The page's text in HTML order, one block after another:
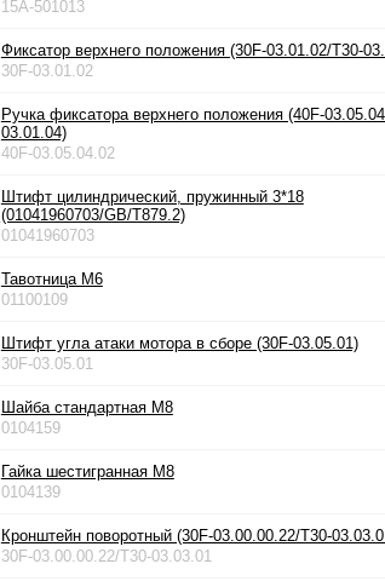
15A-501013
Фиксатор верхнего положения (30F-03.01.02/T30-
30F-03.01.02
Ручка фиксатора верхнего положения (40F-
03.01.04)
40F-03.05.04.02
Штифт цилиндрический, пружинный 3*18
(01041960703/GB/T879.2)
01041960703
Тавотница М6
01100109
Штифт угла атаки мотора в сборе (30F-03.05.01)
30F-03.05.01
Шайба стандартная М8
0104159
Гайка шестигранная М8
0104139
Кронштейн поворотный (30F-03.00.00.22/T30-
30F-03.00.00.22/T30-03.03.01